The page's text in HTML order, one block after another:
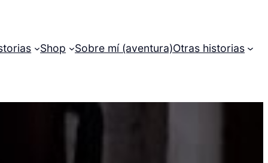
Shop Sobre mí (aventura)Otras historias